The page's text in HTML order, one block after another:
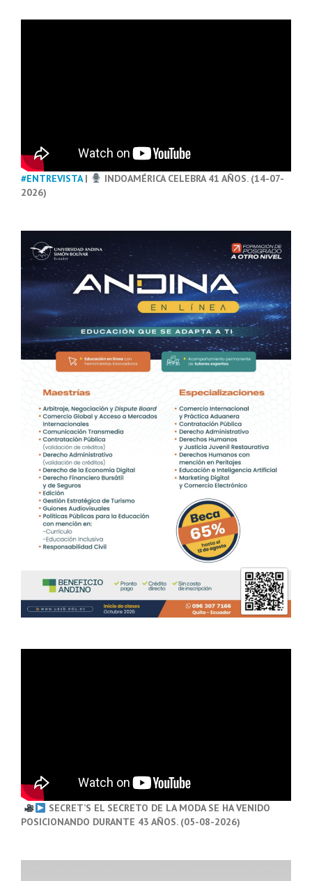
#ENTREVISTA|
INDOAMÉRICA CELEBRA 41 AÑOS. (14-07-
2026)
SECRET’S EL SECRETO DE LA MODA SE HA VENIDO
POSICIONANDO DURANTE 43 AÑOS. (05-08-2026)